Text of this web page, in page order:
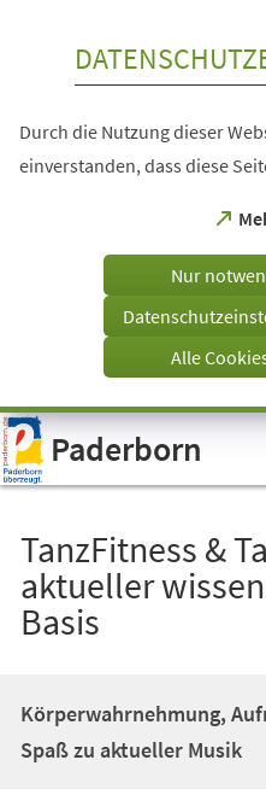
Visuelle
Assistenzsoftware
öffnen.
Durch die Nutzung dieser
einverstanden, dass diese
einem
Tab)
Nur
Alle
Paderborn
TanzFitness &
aktueller
Basis
Körperwahrnehmung,
Spaß zu aktueller Musik